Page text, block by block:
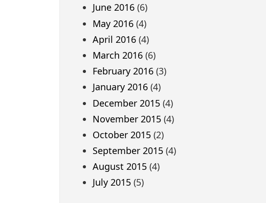
June 2016(6)
May 2016(4)
April 2016(4)
March 2016(6)
February 2016(3)
January 2016(4)
December 2015(4)
November 2015(4)
October 2015(2)
September 2015(4)
August 2015(4)
July 2015(5)